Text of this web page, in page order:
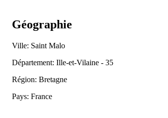
Géographie
Ville: Saint Malo
Département: Ille-et-Vilaine - 35
Région: Bretagne
Pays: France